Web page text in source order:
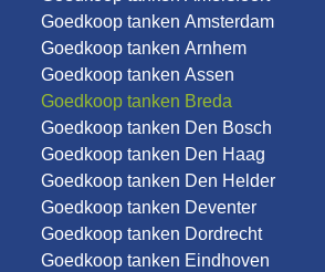
Goedkoop tanken Amsterdam
Goedkoop tanken Arnhem
Goedkoop tanken Assen
Goedkoop tanken Breda
Goedkoop tanken Den Bosch
Goedkoop tanken Den Haag
Goedkoop tanken Den Helder
Goedkoop tanken Deventer
Goedkoop tanken Dordrecht
Goedkoop tanken Eindhoven